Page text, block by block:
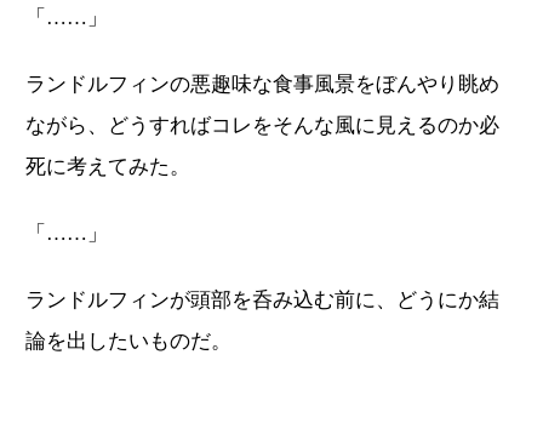
「……」
ランドルフィンの悪趣味な食事風景をぼんやり眺め
ながら、どうすればコレをそんな風に見えるのか必
死に考えてみた。
「……」
ランドルフィンが頭部を呑み込む前に、どうにか結
論を出したいものだ。